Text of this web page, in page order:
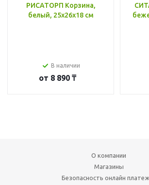
РИСАТОРП Корзина,
белый, 25x26x18 см
В наличии
от 8 890 ₸
О компании
Магазины
Безопасность онлайн